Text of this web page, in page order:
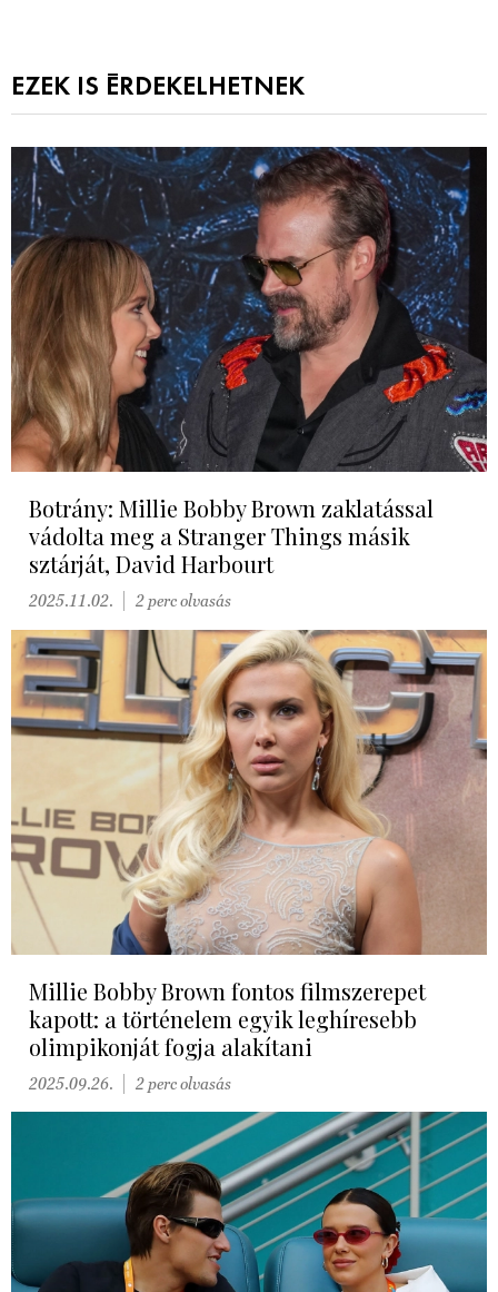
EZEK IS ÉRDEKELHETNEK
Botrány: Millie Bobby Brown zaklatással
vádolta meg a Stranger Things másik
sztárját, David Harbourt
2025.11.02. 2 perc olvasás
Millie Bobby Brown fontos filmszerepet
kapott: a történelem egyik leghíresebb
olimpikonját fogja alakítani
2025.09.26. 2 perc olvasás